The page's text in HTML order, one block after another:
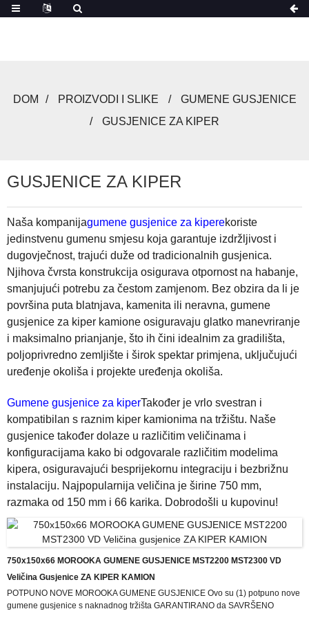
DOM PROIZVODI I SLIKE
GUMENE GUSJENICE
GUSJENICE ZA KIPER
GUSJENICE ZA KIPER
Naša kompanijagumene gusjenice za kiperekoriste
jedinstvenu gumenu smjesu koja garantuje izdržljivost i
dugovječnost, trajući duže od tradicionalnih gusjenica.
Njihova čvrsta konstrukcija osigurava otpornost na habanje,
smanjujući potrebu za čestom zamjenom. Bez obzira da li je
površina puta blatnjava, kamenita ili neravna, gumene
gusjenice za kiper kamione osiguravaju glatko manevriranje
i maksimalno prianjanje, što ih čini idealnim za gradilišta,
poljoprivredno zemljište i širok spektar primjena, uključujući
uređenje okoliša i projekte uređenja okoliša.
Gumene gusjenice za kiperTakođer je vrlo svestran i
kompatibilan s raznim kiper kamionima na tržištu. Naše
gusjenice također dolaze u različitim veličinama i
konfiguracijama kako bi odgovarale različitim modelima
kipera, osiguravajući besprijekornu integraciju i bezbrižnu
instalaciju. Najpopularnija veličina je širine 750 mm,
razmaka od 150 mm i 66 karika. Dobrodošli u kupovinu!
750x150x66 MOROOKA GUMENE GUSJENICE MST2200 MST2300 VD
Veličina Gusjenice ZA KIPER KAMION
POTPUNO NOVE MOROOKA GUMENE GUSJENICE Ovo su (1) potpuno nove
gumene gusjenice s naknadnog tržišta GARANTIRANO da SAVRŠENO